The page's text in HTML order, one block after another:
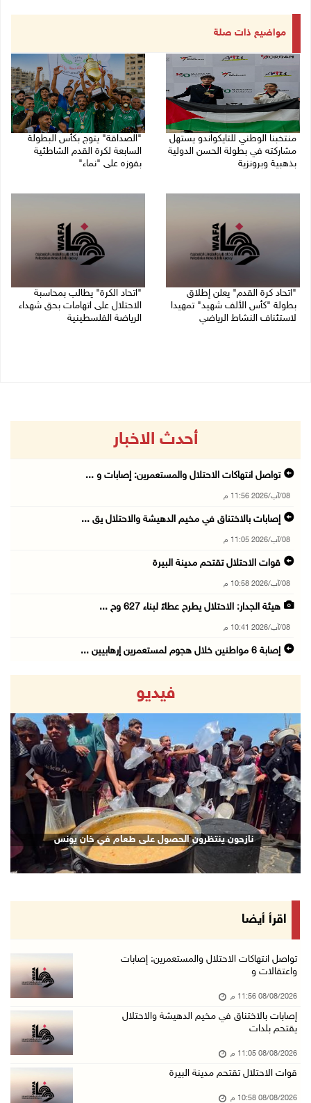
مواضيع ذات صلة
منتخبنا الوطني للتايكواندو يستهل
مشاركته في بطولة الحسن الدولية
بذهبية وبرونزية
"الصداقة" يتوج بكأس البطولة
السابعة لكرة القدم الشاطئية
بفوزه على "نماء"
"اتحاد كرة القدم" يعلن إطلاق
بطولة "كأس الألف شهيد" تمهيدا
لاستئناف النشاط الرياضي
"اتحاد الكرة" يطالب بمحاسبة
الاحتلال على اتهامات بحق شهداء
الرياضة الفلسطينية
أحدث الاخبار
تواصل انتهاكات الاحتلال والمستعمرين: إصابات و ...
08/آب/2026 11:56 م
إصابات بالاختناق في مخيم الدهيشة والاحتلال يق ...
08/آب/2026 11:05 م
قوات الاحتلال تقتحم مدينة البيرة
08/آب/2026 10:58 م
هيئة الجدار: الاحتلال يطرح عطاءً لبناء 627 وح ...
08/آب/2026 10:41 م
إصابة 6 مواطنين خلال هجوم لمستعمرين إرهابيين ...
الاحتلال يحتجز مواطنين من طمون ومخيم الفارعة
08/آب/2026 09:33 م
الاحتلال يقتحم قرية المغير شمال شرق رام الله
08/آب/2026 09:32 م
مستعمرون يهاجمون مسجدا في بلدة إذنا غرب الخلي ...
08/آب/2026 09:11 م
الاحتلال يقتحم كوبر شمال رام الله
08/آب/2026 08:27 م
إصابات بالاختناق خلال مواجهات مع الاحتلال في ...
الاحتلال ينصب حواجز طيارة في محيط مخيم طولكرم ...
مستعمرون يهاجمون قرية أبو فلاح
مستعمرون يقتحمون بلدة بيت عور التحتا وقرية جل ...
08/آب/2026 06:39 م
فيديو
نازحون ينتظرون الحصول على طعام في خان يونس
Next
اقرأ أيضا
تواصل انتهاكات الاحتلال والمستعمرين: إصابات
واعتقالات و
08/08/2026 11:56 م
إصابات بالاختناق في مخيم الدهيشة والاحتلال
يقتحم بلدات
08/08/2026 11:05 م
قوات الاحتلال تقتحم مدينة البيرة
08/08/2026 10:58 م